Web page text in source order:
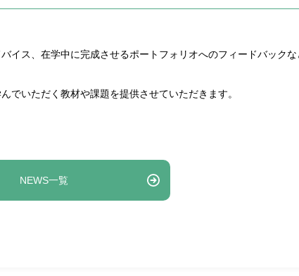
イス、在学中に完成させるポートフォリオへのフィードバックな
でいただく教材や課題を提供させていただきます。
NEWS一覧